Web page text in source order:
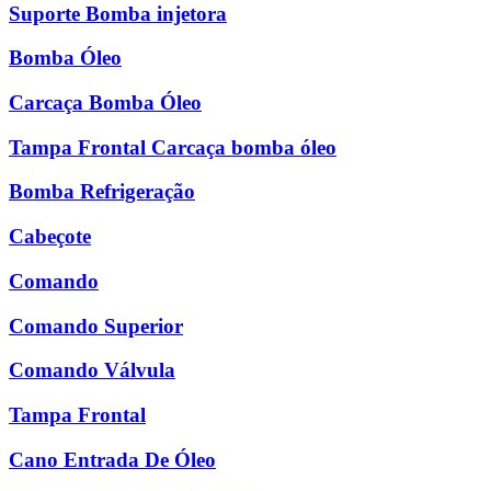
Suporte Bomba injetora
Bomba Óleo
Carcaça Bomba Óleo
Tampa Frontal Carcaça bomba óleo
Bomba Refrigeração
Cabeçote
Comando
Comando Superior
Comando Válvula
Tampa Frontal
Cano Entrada De Óleo